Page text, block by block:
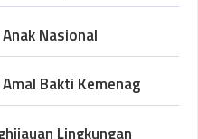
Nasional
Bakti Kemenag
Lingkungan